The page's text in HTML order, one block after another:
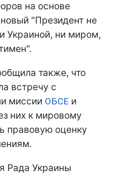
на основе
"Президент не
Украиной, ни миром,
также, что
встречу с
миссии ОБСЕ и
них к мировому
правовую оценку
Рада Украины